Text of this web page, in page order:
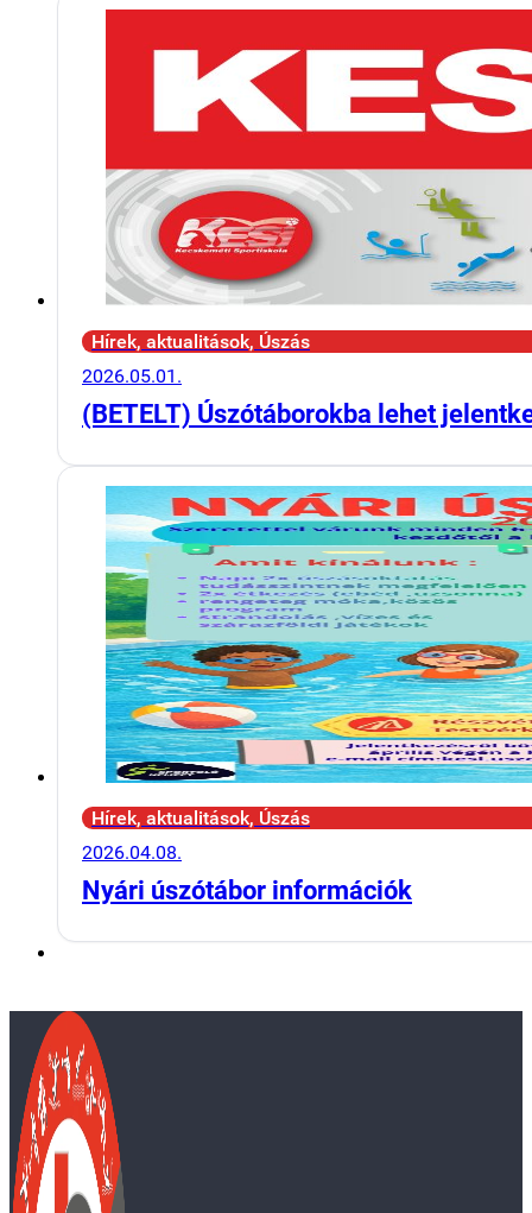
Hírek, aktualitások, Úszás
2026.05.01.
(BETELT) Úszótáborokba lehet
Hírek, aktualitások, Úszás
2026.04.08.
Nyári úszótábor információk